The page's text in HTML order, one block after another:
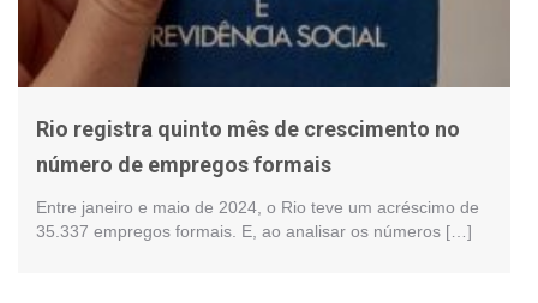
Rio registra quinto mês de crescimento no
número de empregos formais
Entre janeiro e maio de 2024, o Rio teve um acréscimo de
35.337 empregos formais. E, ao analisar os números […]